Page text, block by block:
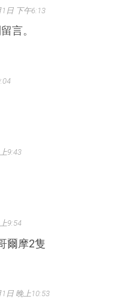
日 下午6:13
言。
9:43
9:54
爾摩2隻
日 晚上10:53